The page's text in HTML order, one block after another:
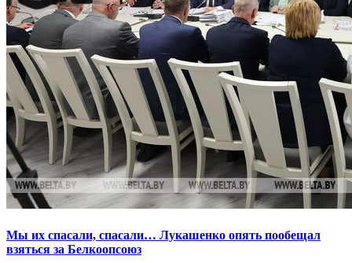
Мы их спасали, спасали… Лукашенко опять пообещал
взяться за Белкоопсоюз